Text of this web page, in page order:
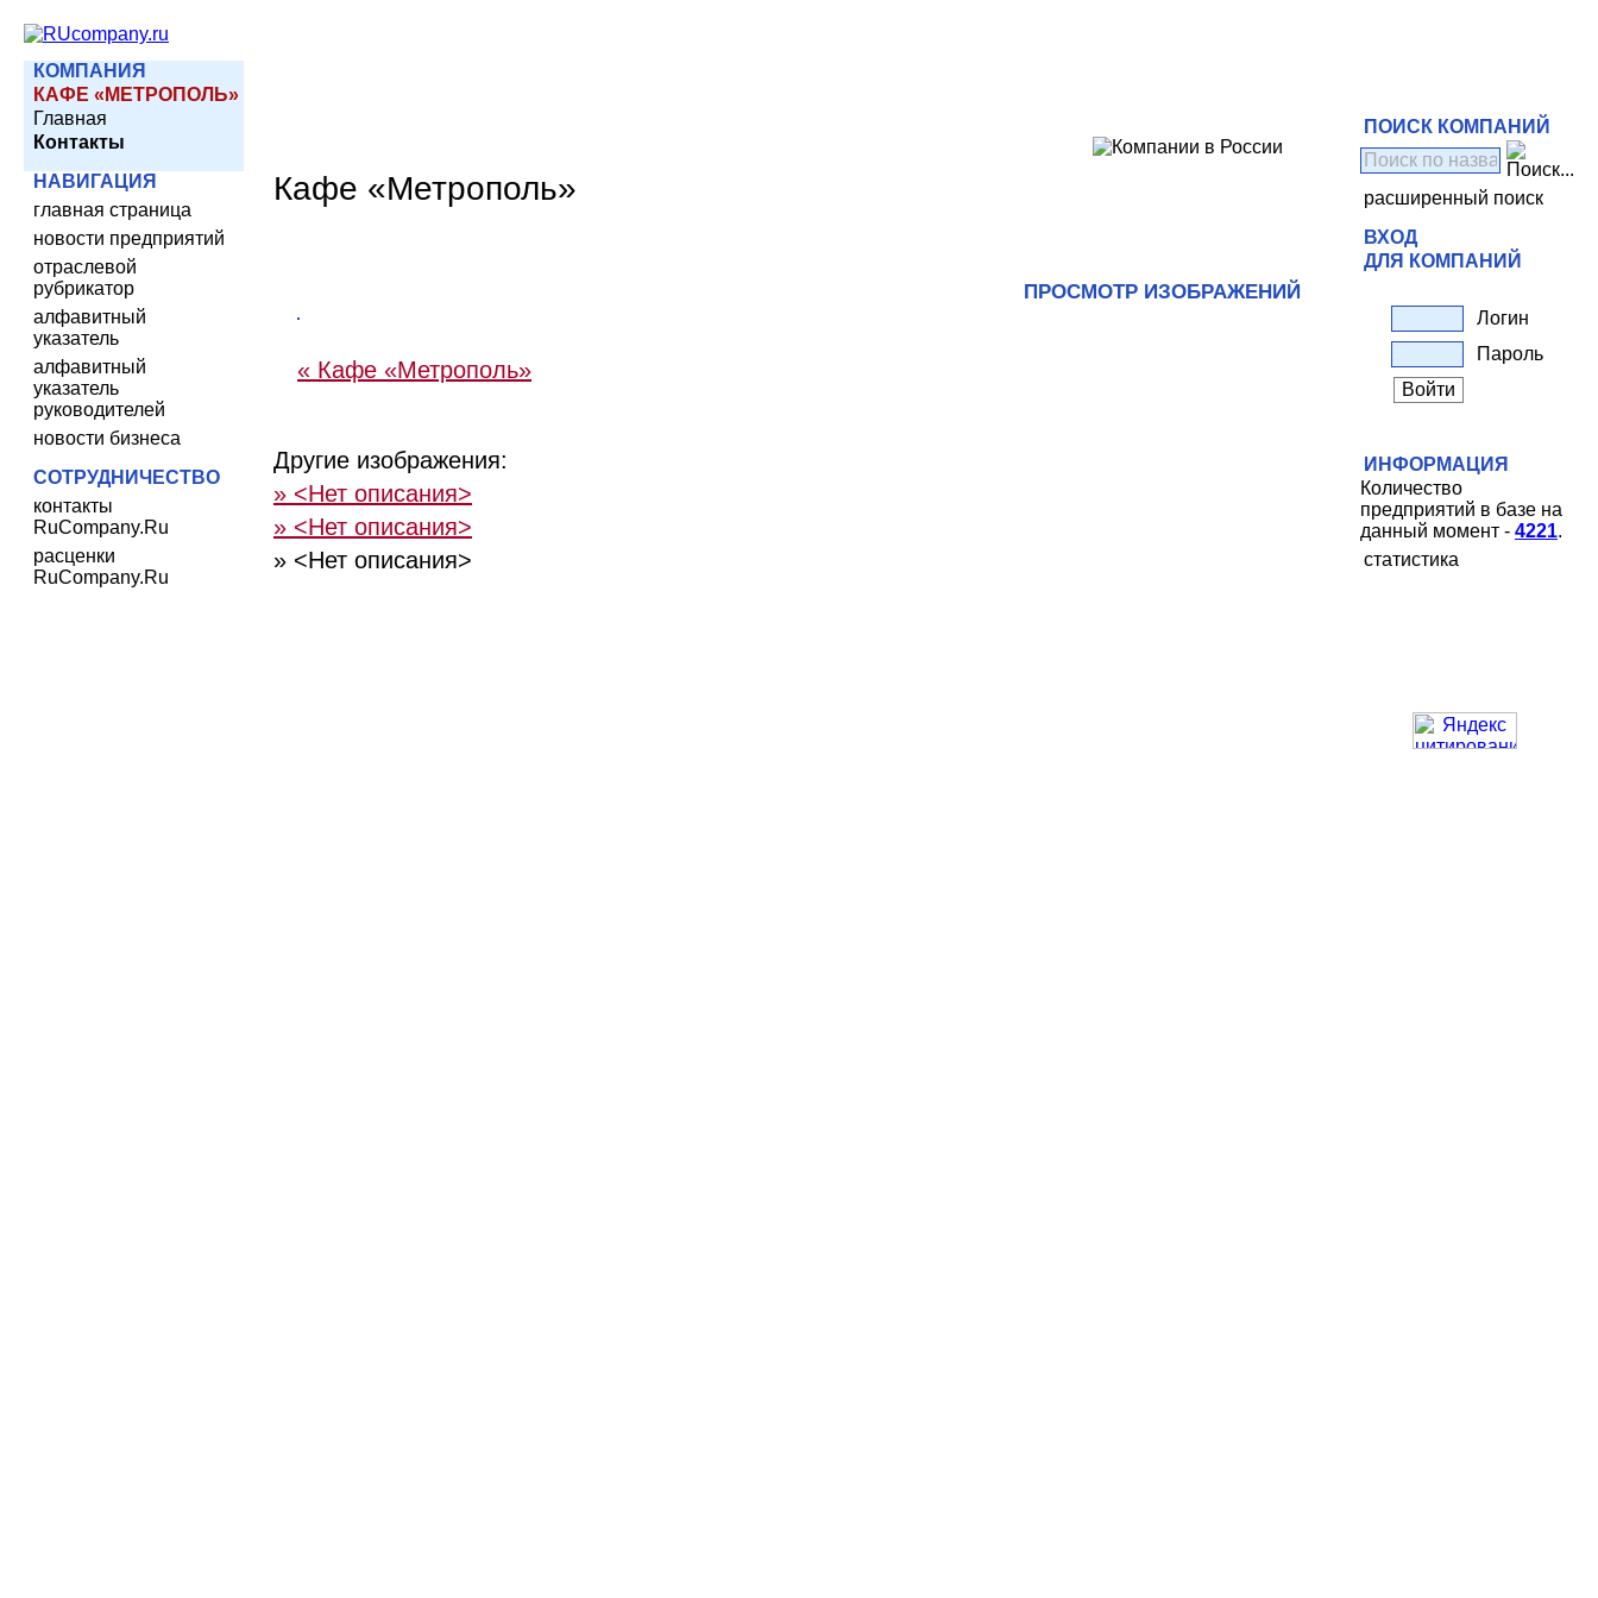
КОМПАНИЯ
КАФЕ «МЕТРОПОЛЬ»
Главная
Контакты
НАВИГАЦИЯ
главная страница
новости предприятий
отраслевой
рубрикатор
алфавитный
указатель
алфавитный
указатель
руководителей
новости бизнеса
СОТРУДНИЧЕСТВО
контакты
RuCompany.Ru
расценки
RuCompany.Ru
Кафе «Метрополь»
ПРОСМОТР ИЗОБРАЖЕНИЙ
« Кафе «Метрополь»
Другие изображения:
» <Нет описания>
» <Нет описания>
» <Нет описания>
ПОИСК КОМПАНИЙ
расширенный поиск
ВХОД
ДЛЯ КОМПАНИЙ
Логин
Пароль
ИНФОРМАЦИЯ
Количество
предприятий в базе на
данный момент - 4221.
статистика